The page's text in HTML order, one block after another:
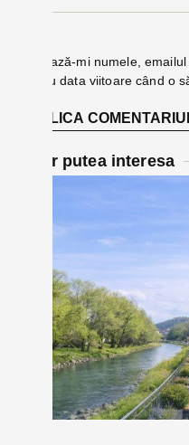
Salvează-mi numele,
pentru data viitoare când o
Te-ar putea interesa